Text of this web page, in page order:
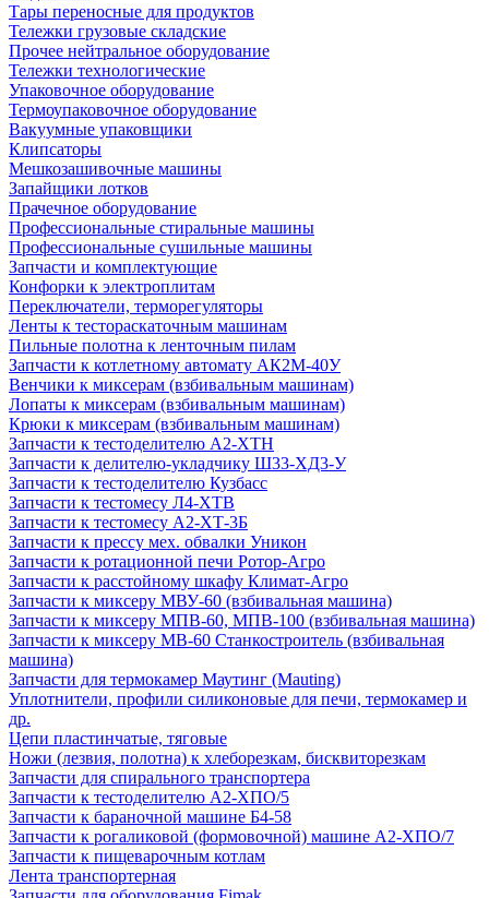
Тары переносные для продуктов
Тележки грузовые складские
Прочее нейтральное оборудование
Тележки технологические
Упаковочное оборудование
Термоупаковочное оборудование
Вакуумные упаковщики
Клипсаторы
Мешкозашивочные машины
Запайщики лотков
Прачечное оборудование
Профессиональные стиральные машины
Профессиональные сушильные машины
Запчасти и комплектующие
Конфорки к электроплитам
Переключатели, терморегуляторы
Ленты к тестораскаточным машинам
Пильные полотна к ленточным пилам
Запчасти к котлетному автомату АК2М-40У
Венчики к миксерам (взбивальным машинам)
Лопаты к миксерам (взбивальным машинам)
Крюки к миксерам (взбивальным машинам)
Запчасти к тестоделителю А2-ХТН
Запчасти к делителю-укладчику Ш33-ХД3-У
Запчасти к тестоделителю Кузбасс
Запчасти к тестомесу Л4-ХТВ
Запчасти к тестомесу А2-ХТ-3Б
Запчасти к прессу мех. обвалки Уникон
Запчасти к ротационной печи Ротор-Агро
Запчасти к расстойному шкафу Климат-Агро
Запчасти к миксеру МВУ-60 (взбивальная машина)
Запчасти к миксеру МПВ-60, МПВ-100 (взбивальная машина)
Запчасти к миксеру МВ-60 Станкостроитель (взбивальная
машина)
Запчасти для термокамер Маутинг (Mauting)
Уплотнители, профили силиконовые для печи, термокамер и
др.
Цепи пластинчатые, тяговые
Ножи (лезвия, полотна) к хлеборезкам, бисквиторезкам
Запчасти для спирального транспортера
Запчасти к тестоделителю А2-ХПО/5
Запчасти к бараночной машине Б4-58
Запчасти к рогаликовой (формовочной) машине А2-ХПО/7
Запчасти к пищеварочным котлам
Лента транспортерная